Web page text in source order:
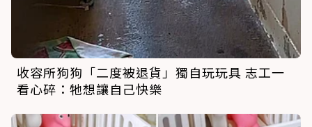
收容所狗狗「二度被退貨」獨自玩玩具 志工一
看心碎：牠想讓自己快樂